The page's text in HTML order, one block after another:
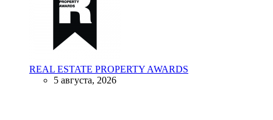
REAL ESTATE PROPERTY AWARDS
5 августа, 2026